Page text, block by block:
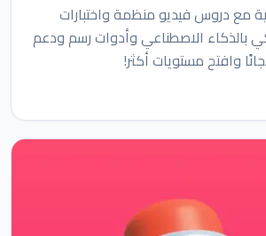
مع دروس فيديو منظمة واختبارات
بالذكاء الاصطناعي وأدوات رسم ودعم
وافتح مستويات أكثر!